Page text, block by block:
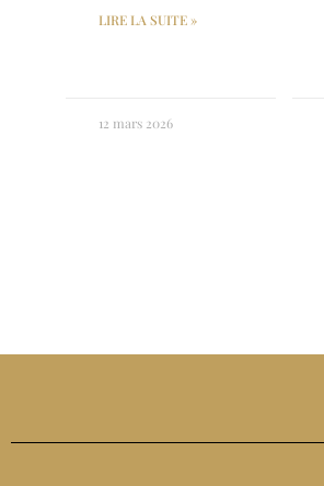
LIRE LA SUITE »
12 mars 2026